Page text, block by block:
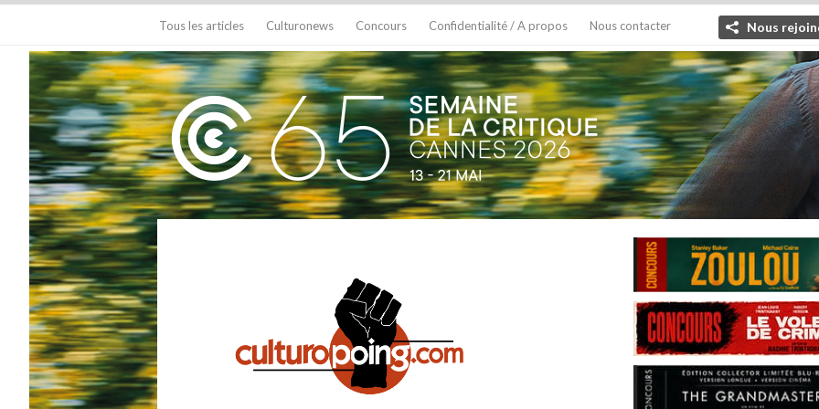
Tous les articles Culturonews Concours Confidentialité / A propos Nous contacter Nous